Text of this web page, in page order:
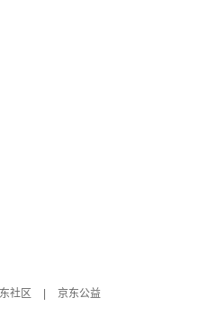
社区
京东公益